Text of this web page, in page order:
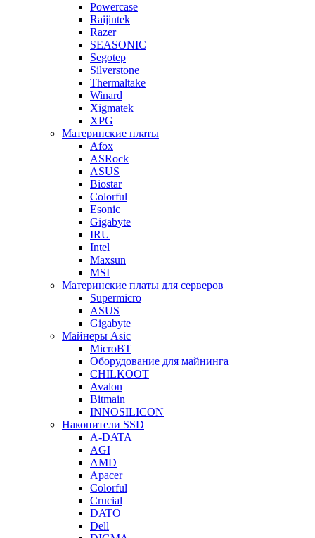
Powercase
Raijintek
Razer
SEASONIC
Segotep
Silverstone
Thermaltake
Winard
Xigmatek
XPG
Материнские платы
Afox
ASRock
ASUS
Biostar
Colorful
Esonic
Gigabyte
IRU
Intel
Maxsun
MSI
Материнские платы для серверов
Supermicro
ASUS
Gigabyte
Майнеры Asic
MicroBT
Оборудование для майнинга
CHILKOOT
Avalon
Bitmain
INNOSILICON
Накопители SSD
A-DATA
AGI
AMD
Apacer
Colorful
Crucial
DATO
Dell